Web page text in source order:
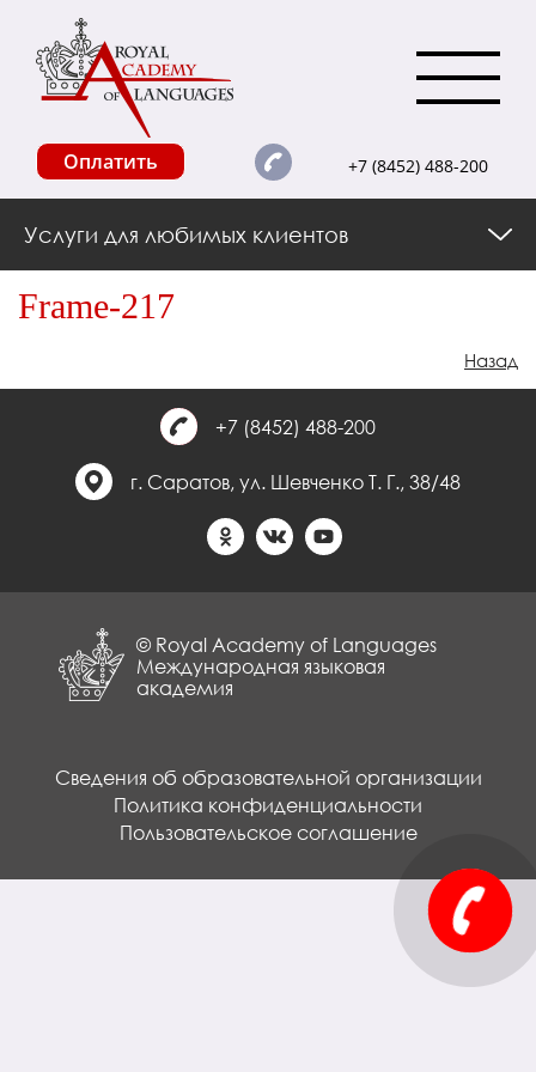
Оплатить +7 (8452) 488-200
Услуги для любимых клиентов
Frame-217
Назад
+7 (8452) 488-200
г. Саратов, ул. Шевченко Т. Г., 38/48
© Royal Academy of Languages
Международная языковая
академия
Сведения об образовательной организации
Политика конфиденциальности
Пользовательское соглашение